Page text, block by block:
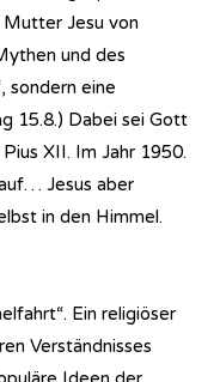
Jesu von
und des
sondern eine
15.8.) Dabei sei Gott
XII. Im Jahr 1950.
Jesus aber
in den Himmel.
Ein religiöser
Verständnisses